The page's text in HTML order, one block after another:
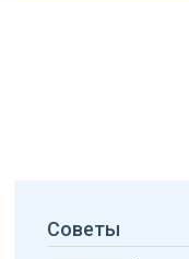
Советы